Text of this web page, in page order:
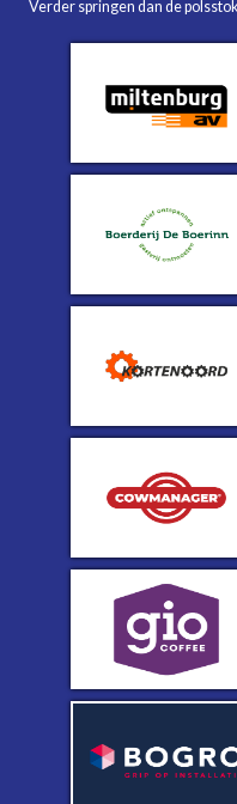
Verder springen dan de